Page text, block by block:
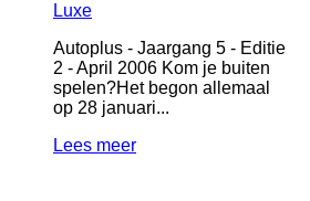
Autoplus - Jaargang 5 - Editie
2 - April 2006 Kom je buiten
spelen?Het begon allemaal
op 28 januari...
Lees meer